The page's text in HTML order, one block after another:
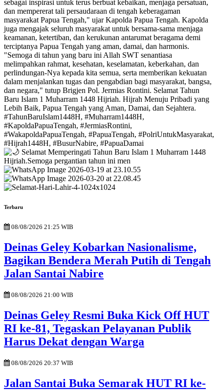
Terbaru
08/08/2026 21:25 WIB
Deinas Geley Kobarkan Nasionalisme,
Bagikan Bendera Merah Putih di Tengah
Jalan Santai Nabire
08/08/2026 21:00 WIB
Deinas Geley Resmi Buka Kick Off HUT
RI ke-81, Tegaskan Pelayanan Publik
Harus Dekat dengan Warga
08/08/2026 20:37 WIB
Jalan Santai Buka Semarak HUT RI ke-